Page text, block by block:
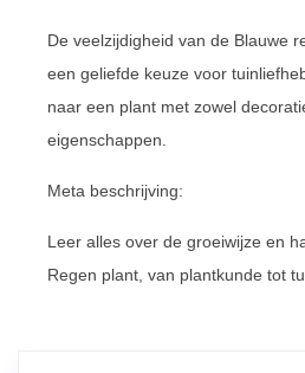
De veelzijdigheid van de Blauwe
een geliefde keuze voor
naar een plant met zowel
eigenschappen.
Meta beschrijving:
Leer alles over de groeiwijze en
Regen plant, van plantkunde tot